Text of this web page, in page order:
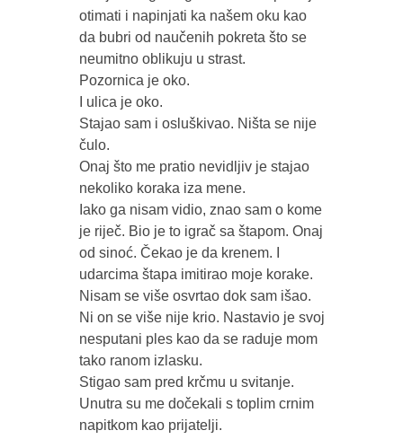
otimati i napinjati ka našem oku kao
da bubri od naučenih pokreta što se
neumitno oblikuju u strast.
Pozornica je oko.
I ulica je oko.
Stajao sam i osluškivao. Ništa se nije
čulo.
Onaj što me pratio nevidljiv je stajao
nekoliko koraka iza mene.
Iako ga nisam vidio, znao sam o kome
je riječ. Bio je to igrač sa štapom. Onaj
od sinoć. Čekao je da krenem. I
udarcima štapa imitirao moje korake.
Nisam se više osvrtao dok sam išao.
Ni on se više nije krio. Nastavio je svoj
nesputani ples kao da se raduje mom
tako ranom izlasku.
Stigao sam pred krčmu u svitanje.
Unutra su me dočekali s toplim crnim
napitkom kao prijatelji.